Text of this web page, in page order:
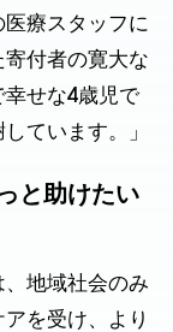
療スタッフに
付者の寛大な
幸せな4歳児で
ています。」
と助けたい
地域社会のみ
を受け、より